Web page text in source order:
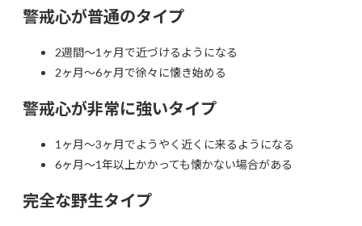
警戒心が普通のタイプ
2週間～1ヶ月で近づけるようになる
2ヶ月～6ヶ月で徐々に懐き始める
警戒心が非常に強いタイプ
1ヶ月～3ヶ月でようやく近くに来るようになる
6ヶ月～1年以上かかっても懐かない場合がある
完全な野生タイプ